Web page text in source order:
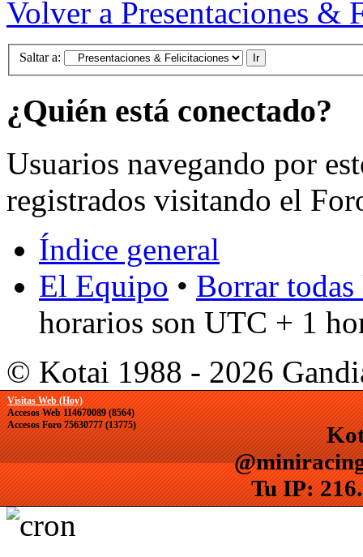
Volver a Presentaciones &
Saltar a:
¿Quién está conectado?
Usuarios navegando por
registrados visitando el
Índice general
El Equipo • Borrar
horarios son UTC + 1
© Kotai 1988 - 2026
Visitas Web (Hoy)
Accesos Web 114670089 (8564)
Accesos Foro 75630777 (13775)
Tu IP: